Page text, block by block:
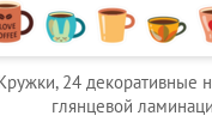
24 декоративные
глянцевой